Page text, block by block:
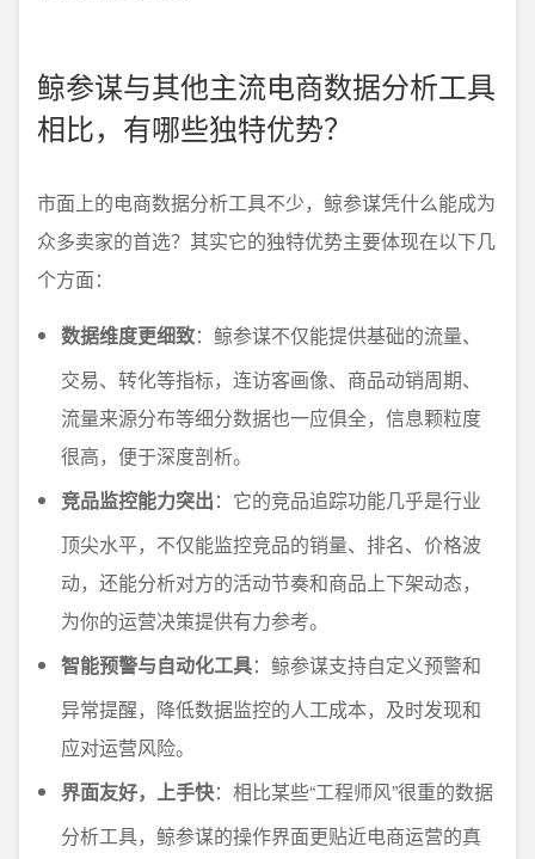
鲸参谋与其他主流电商数据分析工具
相比，有哪些独特优势？
市面上的电商数据分析工具不少，鲸参谋凭什么能成为
众多卖家的首选？其实它的独特优势主要体现在以下几
个方面：
数据维度更细致：鲸参谋不仅能提供基础的流量、
交易、转化等指标，连访客画像、商品动销周期、
流量来源分布等细分数据也一应俱全，信息颗粒度
很高，便于深度剖析。
竞品监控能力突出：它的竞品追踪功能几乎是行业
顶尖水平，不仅能监控竞品的销量、排名、价格波
动，还能分析对方的活动节奏和商品上下架动态，
为你的运营决策提供有力参考。
智能预警与自动化工具：鲸参谋支持自定义预警和
异常提醒，降低数据监控的人工成本，及时发现和
应对运营风险。
界面友好，上手快：相比某些“工程师风”很重的数据
分析工具，鲸参谋的操作界面更贴近电商运营的真